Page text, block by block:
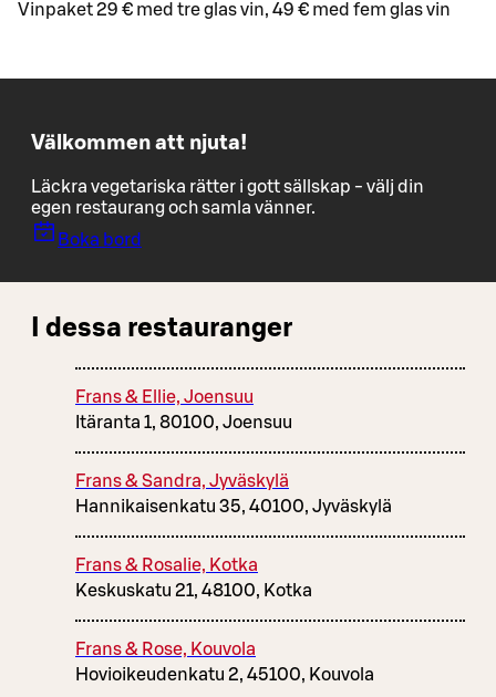
Vinpaket 29 € med tre glas vin, 49 € med fem glas vin
Välkommen att njuta!
Läckra vegetariska rätter i gott sällskap - välj din
egen restaurang och samla vänner.
Boka bord
I dessa restauranger
Frans & Ellie, Joensuu
Itäranta 1, 80100, Joensuu
Frans & Sandra, Jyväskylä
Hannikaisenkatu 35, 40100, Jyväskylä
Frans & Rosalie, Kotka
Keskuskatu 21, 48100, Kotka
Frans & Rose, Kouvola
Hovioikeudenkatu 2, 45100, Kouvola